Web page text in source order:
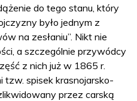
do tego stanu, który
było jednym z
na zesłaniu”. Nikt nie
a szczególnie przywódcy
z nich już w 1865 r.
tzw. spisek krasnojarsko-
przez carską